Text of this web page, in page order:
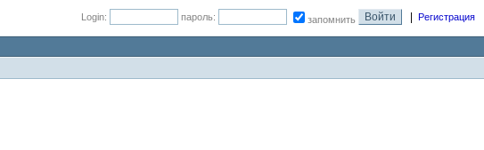
Login: пароль: запомнить Регистрация